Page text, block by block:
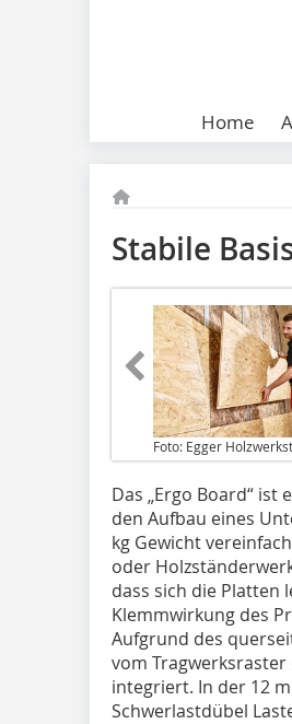
Home
Stabile
Foto: Egger
Das „Ergo Board“ ist
den Aufbau eines
kg Gewicht
oder
dass sich die Platten
Klemmwirkung des
Aufgrund des
vom
integriert. In der 12
Schwerlastdübel